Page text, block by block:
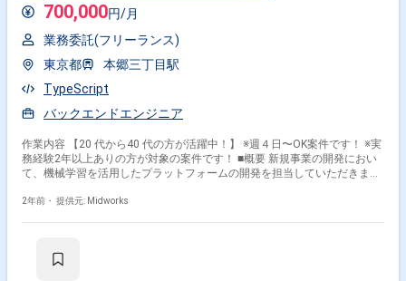
700,000円/月
業務委託(フリーランス)
東京都
本郷三丁目駅
TypeScript
バックエンドエンジニア
作業内容 【20 代から40 代の方が活躍中！】 ※週４日〜OK案件です！ ※実
務経験2年以上ありの方が対象の案件です！ ■概要 新規事業の開発におい
て、機械学習を活用したプラットフォームの開発を担当していただきま
構築し、シンプルでスマートなUIでAIシステムをデプロイできるプラット
て、コミュニケーションを取りながら業務を進めて頂く予定です。また、
2年前・ 提供元: Midworks